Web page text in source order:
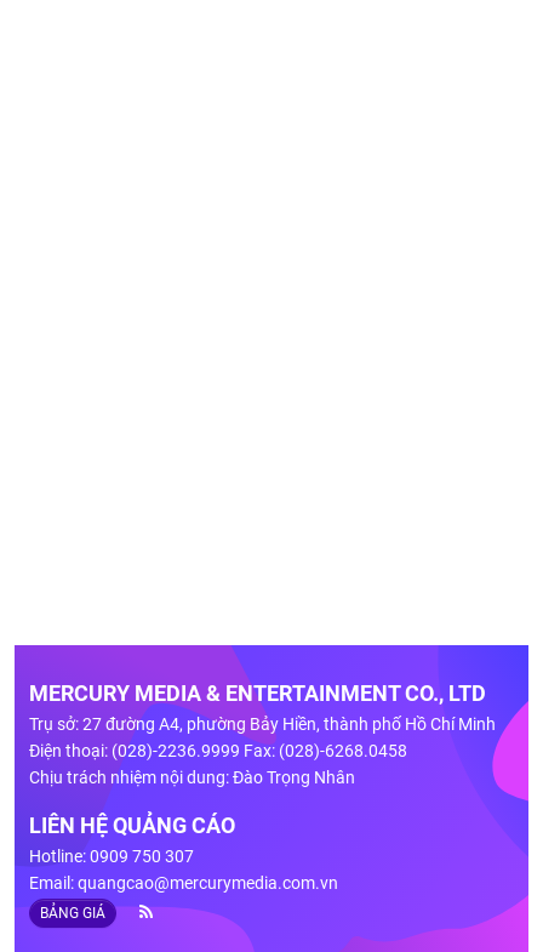
MERCURY MEDIA & ENTERTAINMENT CO., LTD
Trụ sở: 27 đường A4, phường Bảy Hiền, thành phố Hồ Chí Minh
Điện thoại: (028)-2236.9999 Fax: (028)-6268.0458
Chịu trách nhiệm nội dung: Đào Trọng Nhân
LIÊN HỆ QUẢNG CÁO
Hotline: 0909 750 307
Email:quangcao@mercurymedia.com.vn
BẢNG GIÁ